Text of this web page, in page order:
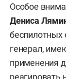
Особое
Дениса
беспилотных
генерал,
применения